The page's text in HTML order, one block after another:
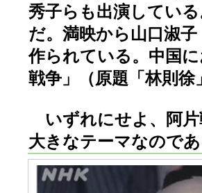
秀子らも出演してい
だ。満映から山口淑
作られている。中国
戦争」（原題「林則徐
いずれにせよ、阿片
大きなテーマなのであ